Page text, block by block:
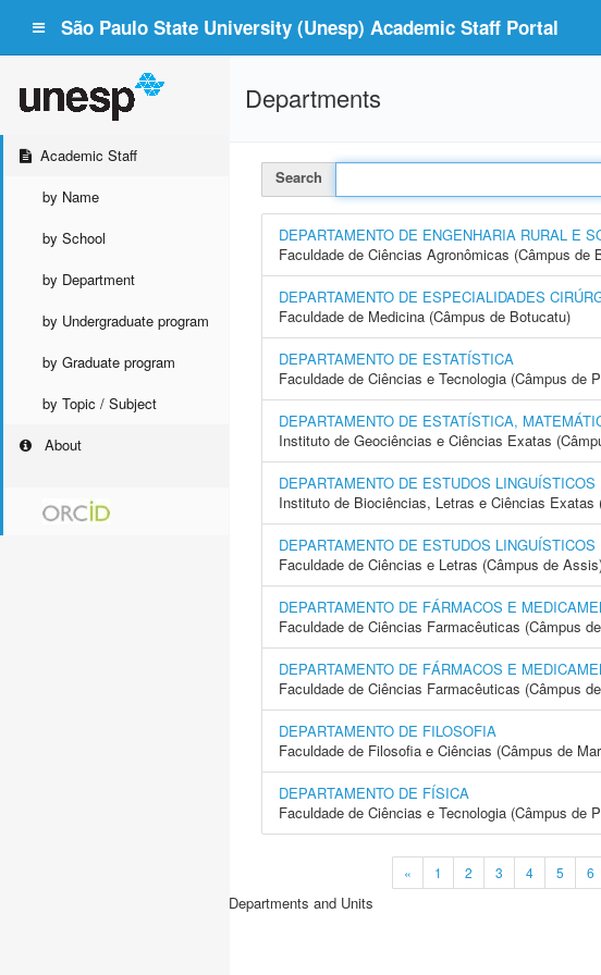
São Paulo State University (Unesp) Academic Staff Portal
Academic Staff
by Name
by School
by Department
by Undergraduate program
by Graduate program
by Topic / Subject
About
Departments
Search
DEPARTAMENTO DE ENGENHARIA RURAL E
Faculdade de Ciências Agronômicas (Câmpus de
DEPARTAMENTO DE ESPECIALIDADES
Faculdade de Medicina (Câmpus de Botucatu)
DEPARTAMENTO DE ESTATÍSTICA
Faculdade de Ciências e Tecnologia (Câmpus de
DEPARTAMENTO DE ESTATÍSTICA,
Instituto de Geociências e Ciências Exatas
DEPARTAMENTO DE ESTUDOS
Instituto de Biociências, Letras e Ciências
DEPARTAMENTO DE ESTUDOS
Faculdade de Ciências e Letras (Câmpus de
DEPARTAMENTO DE FÁRMACOS E
Faculdade de Ciências Farmacêuticas (Câmpus
DEPARTAMENTO DE FÁRMACOS E
Faculdade de Ciências Farmacêuticas (Câmpus
DEPARTAMENTO DE FILOSOFIA
Faculdade de Filosofia e Ciências (Câmpus de
DEPARTAMENTO DE FÍSICA
Faculdade de Ciências e Tecnologia (Câmpus de
« 1 2 3 4 5 6
Departments and Units